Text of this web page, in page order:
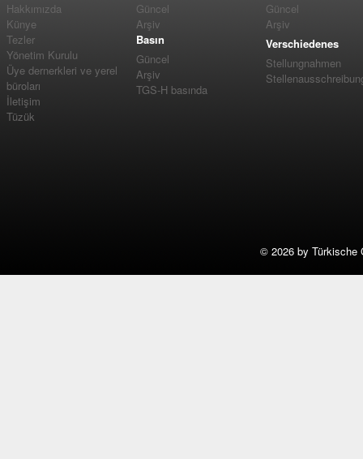
Hakkımızda
Künye
Tezler
Yönetim Kurulu
Üye dernerkleri ve yerel
büroları
İletişim
Tüzük
Güncel
Arşiv
Basın
Güncel
Arşiv
TGS-H basında
Güncel
Arşiv
Verschiedenes
Stellungnahmen
© 2026 by Türkische